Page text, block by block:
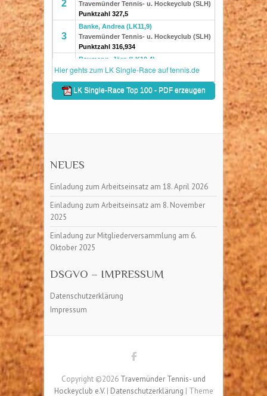
NEUES
Einladung zum Arbeitseinsatz am 18. April 2026
Einladung zum Arbeitseinsatz am 8. November
2025
Einladung zur Mitgliederversammlung am 6.
Oktober 2025
DSGVO – IMPRESSUM
Datenschutzerklärung
Impressum
Copyright ©2026 Travemünder Tennis- und
Hockeyclub e.V.| Datenschutzerklärung | Theme